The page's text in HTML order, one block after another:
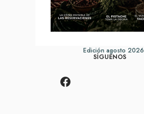
Edición agosto 2026
SÍGUENOS